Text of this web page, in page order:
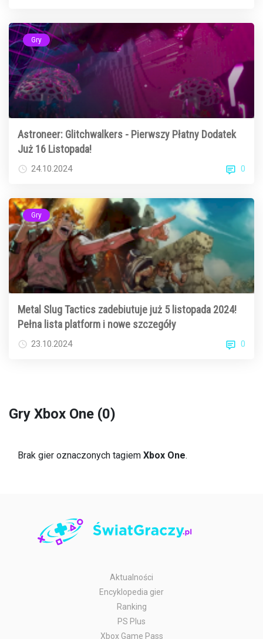
Gry
Astroneer: Glitchwalkers - Pierwszy Płatny Dodatek
Już 16 Listopada!
24.10.2024 0
Gry
Metal Slug Tactics zadebiutuje już 5 listopada 2024!
Pełna lista platform i nowe szczegóły
23.10.2024 0
Gry Xbox One (0)
Brak gier oznaczonych tagiem Xbox One.
Aktualności
Encyklopedia gier
Ranking
PS Plus
Xbox Game Pass